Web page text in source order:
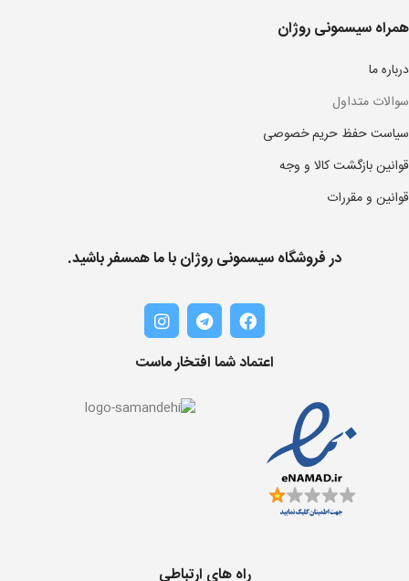
همراه سیسمونی روژان
درباره ما
سوالات متداول
سیاست حفظ حریم خصوصی
قوانین بازگشت کالا و وجه
قوانین و مقررات
در فروشگاه سیسمونی روژان با ما همسفر باشید.
اعتماد شما افتخار ماست
راه های ارتباطی